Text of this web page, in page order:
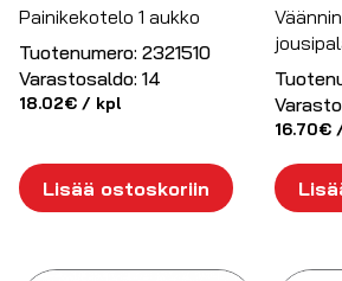
Painikekotelo 1 aukko
Tuotenumero: 2321510
Varastosaldo: 14
18.02€ / kpl
Lisää ostoskoriin
16.70€